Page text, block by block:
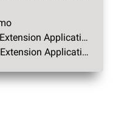
STR7 - DFU STMicroelectronics Extension Application Demo
µPSD - DFU STMicroelectronics Extension Application Demo